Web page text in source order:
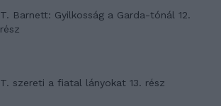
T. Barnett: Gyilkosság a Garda-tónál 12.
rész
T. szereti a fiatal lányokat 13. rész